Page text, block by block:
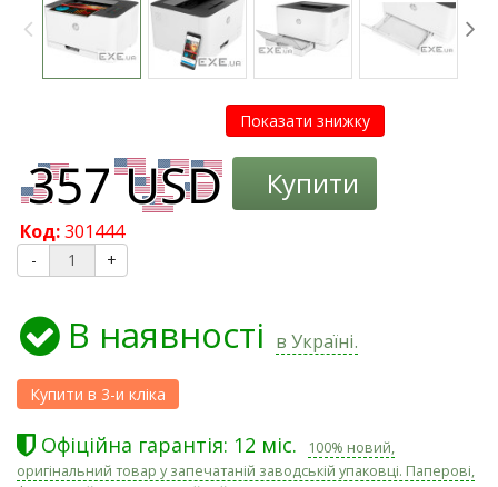
Показати знижку
Купити
Код:301444
- +
В наявності в Україні.
Офіційна гарантія: 12 міс.
100% новий,
оригінальний товар у запечатаній заводській упаковці. Паперові,